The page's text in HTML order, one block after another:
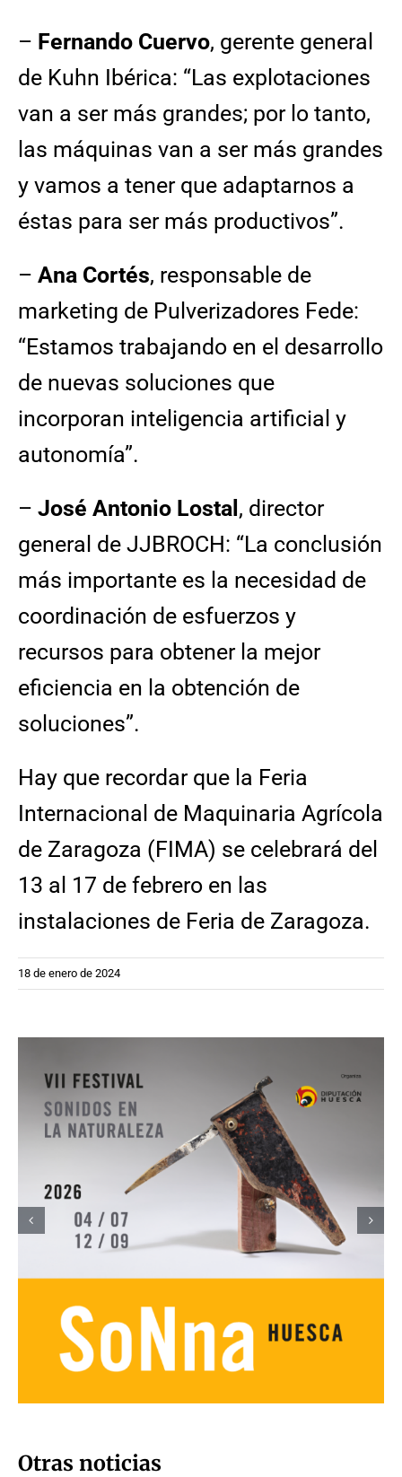
– Fernando Cuervo, gerente general
de Kuhn Ibérica: “Las explotaciones
van a ser más grandes; por lo tanto,
las máquinas van a ser más grandes
y vamos a tener que adaptarnos a
éstas para ser más productivos”.
– Ana Cortés, responsable de
marketing de Pulverizadores Fede:
“Estamos trabajando en el desarrollo
de nuevas soluciones que
incorporan inteligencia artificial y
autonomía”.
– José Antonio Lostal , director
general de JJBROCH: “La conclusión
más importante es la necesidad de
coordinación de esfuerzos y
recursos para obtener la mejor
eficiencia en la obtención de
soluciones”.
Hay que recordar que la Feria
Internacional de Maquinaria Agrícola
de Zaragoza (FIMA) se celebrará del
13 al 17 de febrero en las
instalaciones de Feria de Zaragoza.
18 de enero de 2024
Otras noticias